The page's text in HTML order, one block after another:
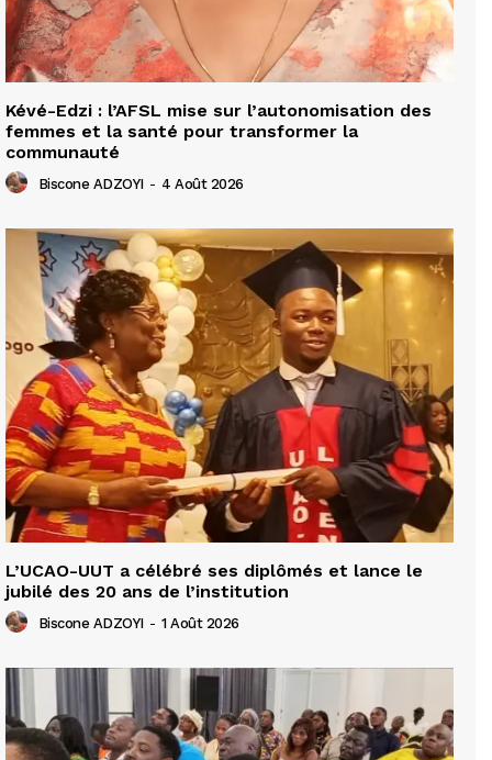
Kévé-Edzi : l’AFSL mise sur l’autonomisation des
femmes et la santé pour transformer la
communauté
Biscone ADZOYI - 4 Août 2026
L’UCAO-UUT a célébré ses diplômés et lance le
jubilé des 20 ans de l’institution
Biscone ADZOYI - 1 Août 2026